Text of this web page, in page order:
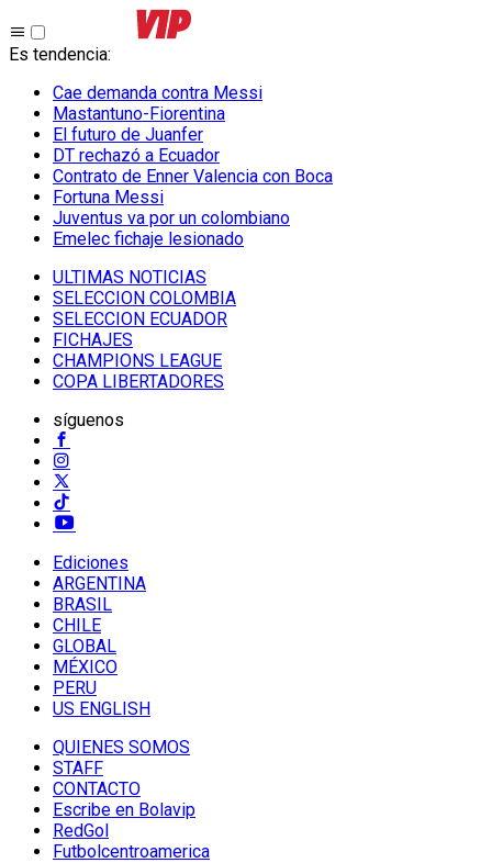
Es tendencia:
Cae demanda contra Messi
Mastantuno-Fiorentina
El futuro de Juanfer
DT rechazó a Ecuador
Contrato de Enner Valencia con Boca
Fortuna Messi
Juventus va por un colombiano
Emelec fichaje lesionado
ULTIMAS NOTICIAS
SELECCION COLOMBIA
SELECCION ECUADOR
FICHAJES
CHAMPIONS LEAGUE
COPA LIBERTADORES
síguenos
Ediciones
ARGENTINA
BRASIL
CHILE
GLOBAL
MÉXICO
PERU
US ENGLISH
QUIENES SOMOS
STAFF
CONTACTO
Escribe en Bolavip
RedGol
Futbolcentroamerica